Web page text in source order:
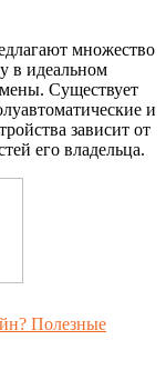
множество
в идеальном
Существует
и
зависит от
его владельца.
Полезные